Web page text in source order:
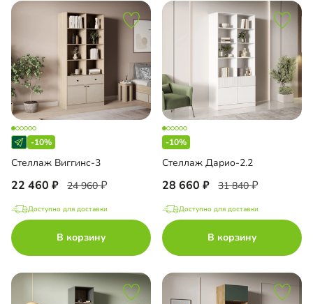
-10%
Стеллаж Виггинс-3
22 460 24 960
Доступно для доставки
В корзину
-10%
Стеллаж Дарио-2.2
28 660 31 840
Доступно для доставки
В корзину